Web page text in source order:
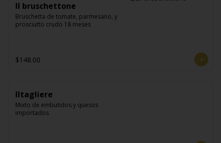
Il bruschettone
Bruschetta de tomate, parmesano, y
prosciutto crudo 18 meses
$148.00
Iltagliere
Mixto de embutidos y quesos
importados